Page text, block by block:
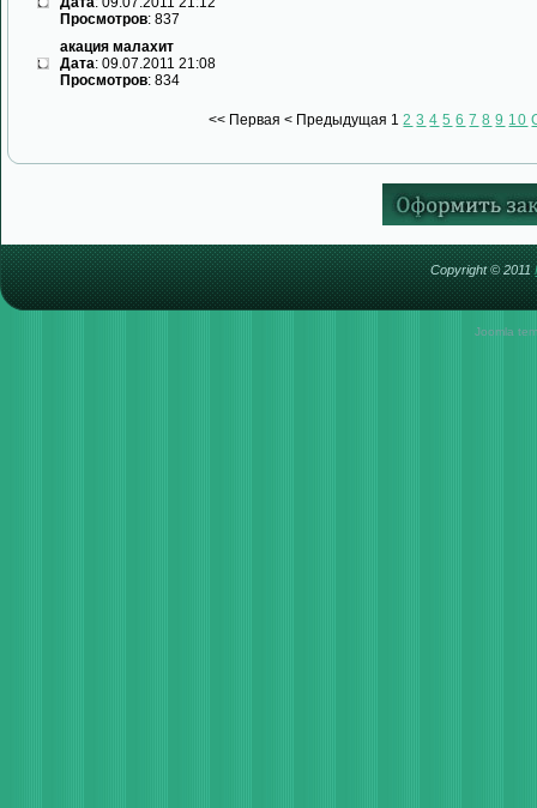
Просмотров: 837
акация малахит
Дата: 09.07.2011 21:08
Просмотров: 834
<< Первая < Предыдущая 1 2 3 4 5 6 7 8 9 10
Copyright © 2011
Joomla